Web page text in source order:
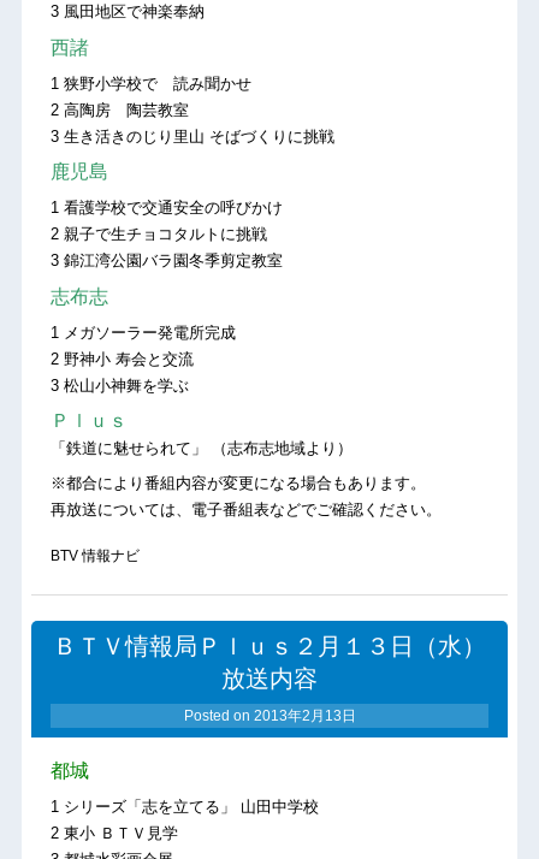
3 風田地区で神楽奉納
西諸
1 狭野小学校で 読み聞かせ
2 高陶房 陶芸教室
3 生き活きのじり里山 そばづくりに挑戦
鹿児島
1 看護学校で交通安全の呼びかけ
2 親子で生チョコタルトに挑戦
3 錦江湾公園バラ園冬季剪定教室
志布志
1 メガソーラー発電所完成
2 野神小 寿会と交流
3 松山小神舞を学ぶ
Ｐｌｕｓ
「鉄道に魅せられて」 （志布志地域より）
※都合により番組内容が変更になる場合もあります。
再放送については、電子番組表などでご確認ください。
BTV 情報ナビ
ＢＴＶ情報局Ｐｌｕｓ２月１３日（水）
放送内容
Posted on 2013年2月13日
都城
1 シリーズ「志を立てる」 山田中学校
2 東小 ＢＴＶ見学